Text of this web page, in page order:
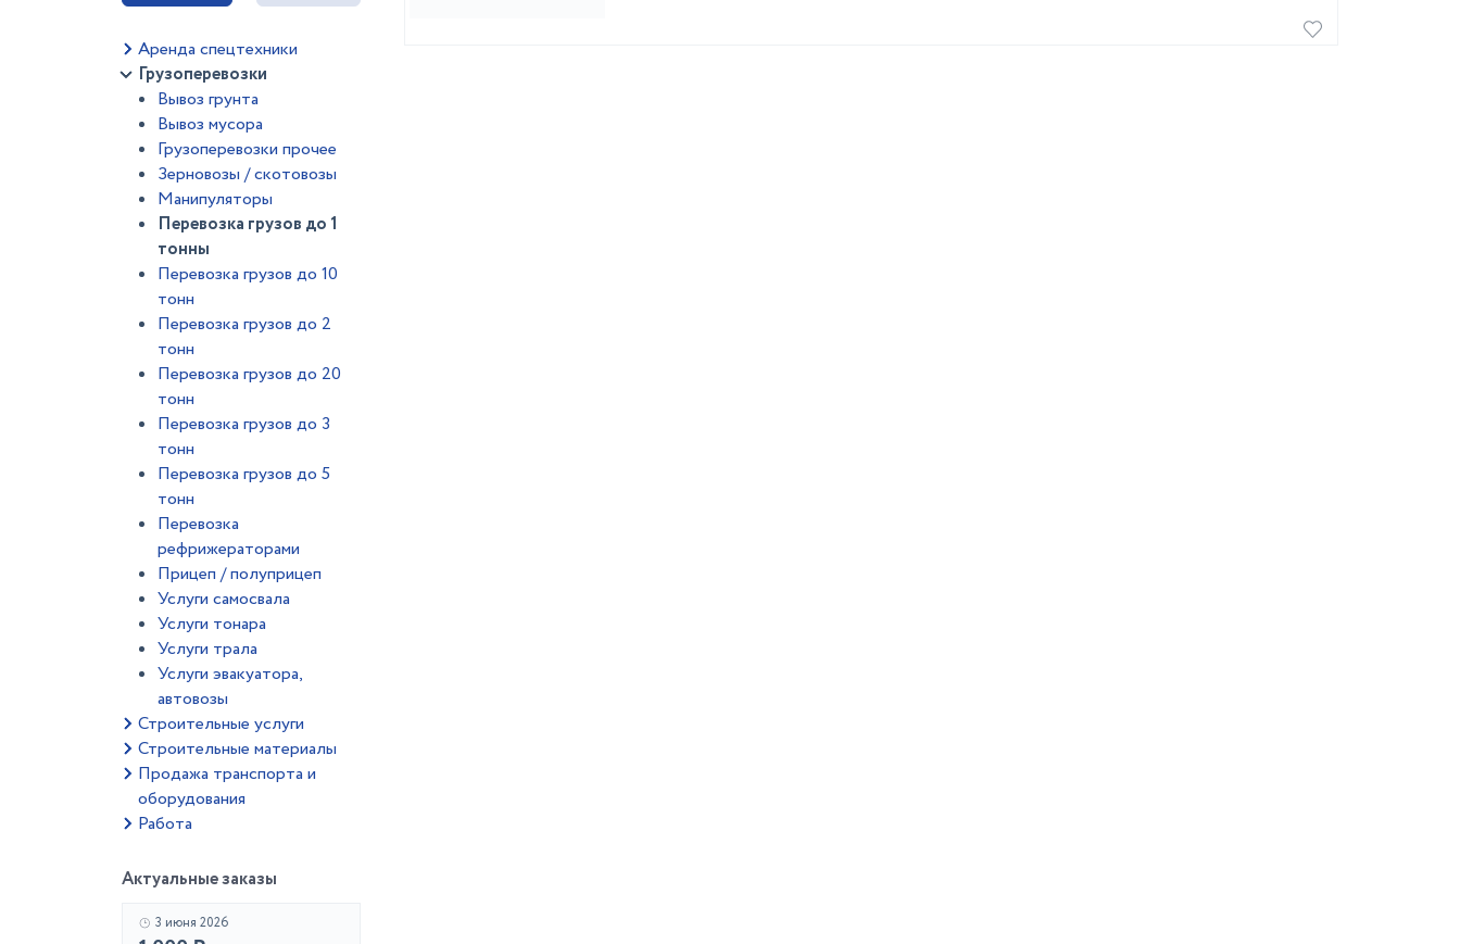
Аренда спецтехники
Грузоперевозки
Вывоз грунта
Вывоз мусора
Грузоперевозки прочее
Зерновозы / скотовозы
Манипуляторы
Перевозка грузов до 1
тонны
Перевозка грузов до 10
тонн
Перевозка грузов до 2
тонн
Перевозка грузов до 20
тонн
Перевозка грузов до 3
тонн
Перевозка грузов до 5
тонн
Перевозка
рефрижераторами
Прицеп / полуприцеп
Услуги самосвала
Услуги тонара
Услуги трала
Услуги эвакуатора,
автовозы
Строительные услуги
Строительные материалы
Продажа транспорта и
оборудования
Работа
Актуальные заказы
3 июня 2026